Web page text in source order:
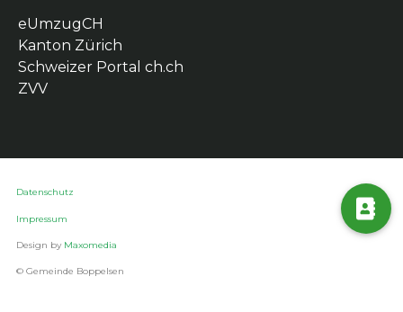
eUmzugCH
Kanton Zürich
Schweizer Portal ch.ch
ZVV
Datenschutz
Impressum
Design by Maxomedia
© Gemeinde Boppelsen